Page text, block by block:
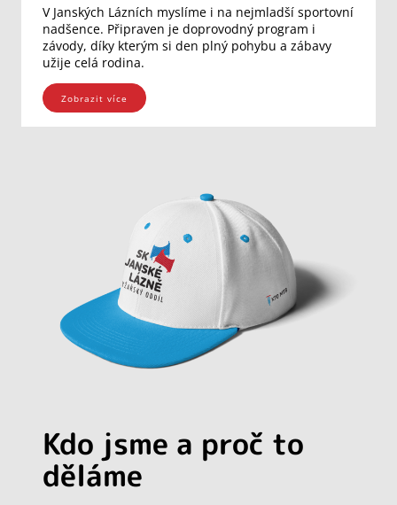
V Janských Lázních myslíme i na nejmladší sportovní
nadšence. Připraven je doprovodný program i
závody, díky kterým si den plný pohybu a zábavy
užije celá rodina.
Zobrazit více
Kdo jsme a proč to
děláme